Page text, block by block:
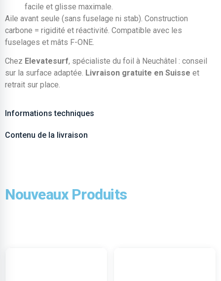
facile et glisse maximale.
Aile avant seule (sans fuselage ni stab). Construction
carbone = rigidité et réactivité. Compatible avec les
fuselages et mâts F-ONE.
Chez Elevatesurf, spécialiste du foil à Neuchâtel : conseil
sur la surface adaptée. Livraison gratuite en Suisse et
retrait sur place.
Informations techniques
Contenu de la livraison
Nouveaux Produits